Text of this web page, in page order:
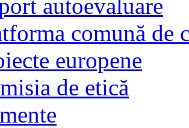
autoevaluare
comună de
europene
de etică